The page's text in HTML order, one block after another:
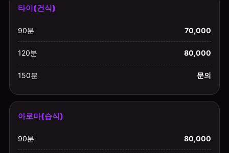
타이(건식)
90분 70,000
120분 80,000
150분 문의
아로마(습식)
90분 80,000